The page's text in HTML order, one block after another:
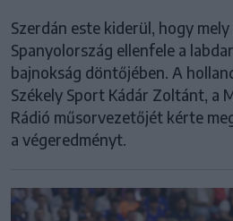
Szerdán este kiderül, hogy
Spanyolország ellenfele a
bajnokság döntőjében. A
Székely Sport Kádár Zoltánt, a
Rádió műsorvezetőjét kérte
a végeredményt.